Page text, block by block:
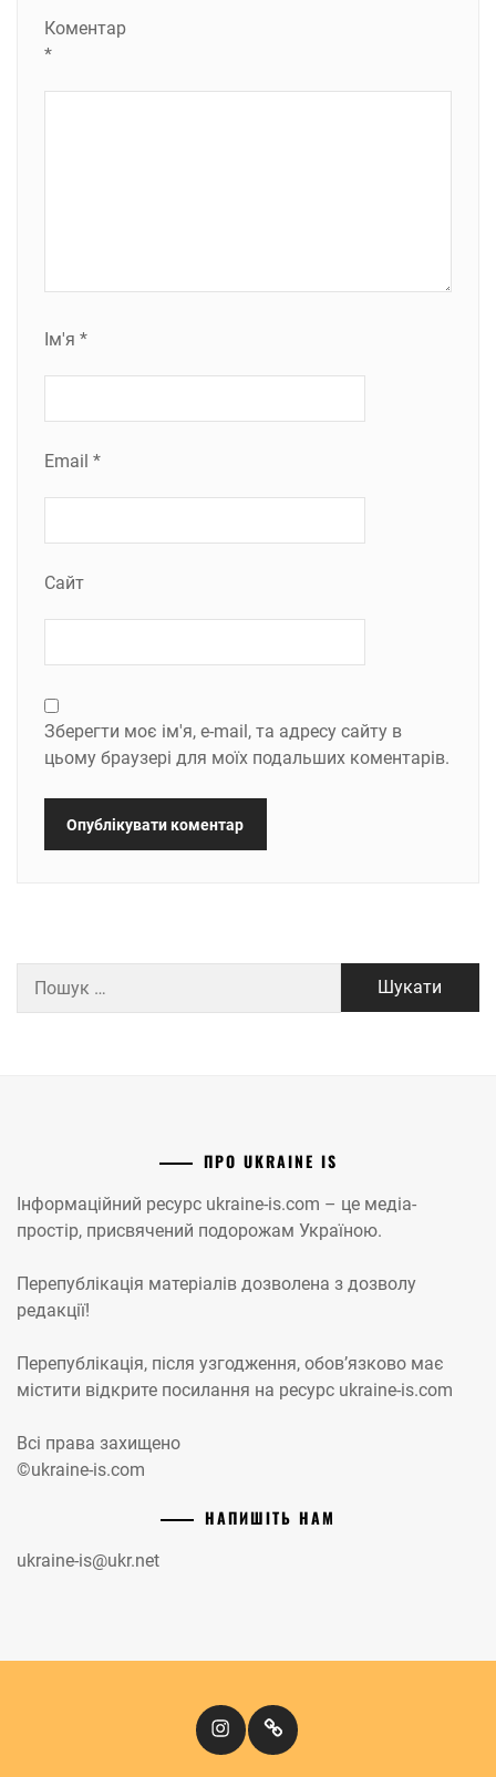
Коментар
*
Ім'я *
Email *
Сайт
Зберегти моє ім'я, e-mail, та адресу сайту в
цьому браузері для моїх подальших коментарів.
ПРО UKRAINE IS
Інформаційний ресурс ukraine-is.com – це медіа-
простір, присвячений подорожам Україною.
Перепублікація матеріалів дозволена з дозволу
редакції!
Перепублікація, після узгодження, обов’язково має
містити відкрите посилання на ресурс ukraine-is.com
Всі права захищено
©ukraine-is.com
НАПИШІТЬ НАМ
ukraine-is@ukr.net
InstagramКіномандри